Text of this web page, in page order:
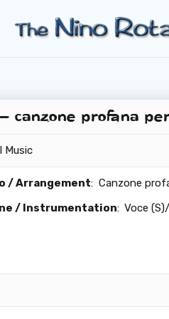
canzone profana
Music
/ Arrangement: Canzone
/ Instrumentation: Voce